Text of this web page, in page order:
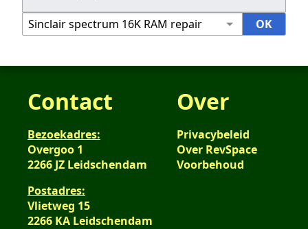
Contact
Bezoekadres:
Overgoo 1
2266 JZ Leidschendam
Postadres:
Vlietweg 15
2266 KA Leidschendam
Over
Privacybeleid
Over RevSpace
Voorbehoud